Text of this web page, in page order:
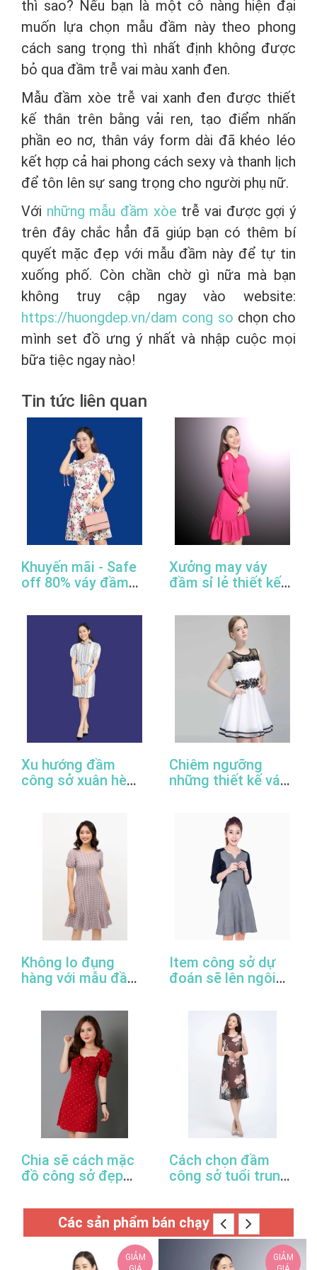
thì sao? Nếu bạn là một cô nàng hiện đại
muốn lựa chọn mẫu đầm này theo phong
cách sang trọng thì nhất định không được
bỏ qua đầm trễ vai màu xanh đen.
Mẫu đầm xòe trễ vai xanh đen được thiết
kế thân trên bằng vải ren, tạo điểm nhấn
phần eo nơ, thân váy form dài đã khéo léo
kết hợp cả hai phong cách sexy và thanh lịch
để tôn lên sự sang trọng cho người phụ nữ.
Với những mẫu đầm xòe trễ vai được gợi ý
trên đây chắc hẳn đã giúp bạn có thêm bí
quyết mặc đẹp với mẫu đầm này để tự tin
xuống phố. Còn chần chờ gì nữa mà bạn
không truy cập ngay vào website:
https://huongdep.vn/dam cong so chọn cho
mình set đồ ưng ý nhất và nhập cuộc mọi
bữa tiệc ngay nào!
Tin tức liên quan
Khuyến mãi - Safe
off 80% váy đầm
đẹp
Xưởng may váy
đầm sỉ lẻ thiết kế
cấp, uy tín
Xu hướng đầm
công sở xuân hè
Chiêm ngưỡng
những thiết kế váy
Không lo đụng
hàng với mẫu đầm
thanh lịch
Item công sở dự
đoán sẽ lên ngôi
Chia sẽ cách mặc
đồ công sở đẹp
này
Cách chọn đầm
công sở tuổi trung
Các sản phẩm bán chạy
GIẢM
GIẢM